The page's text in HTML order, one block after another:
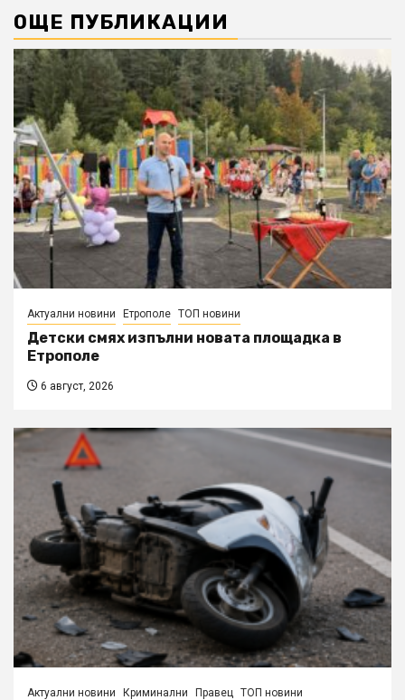
ОЩЕ ПУБЛИКАЦИИ
Актуални новини Етрополе ТОП новини
Детски смях изпълни новата площадка в
Етрополе
6 август, 2026
Актуални новини Криминални Правец ТОП новини